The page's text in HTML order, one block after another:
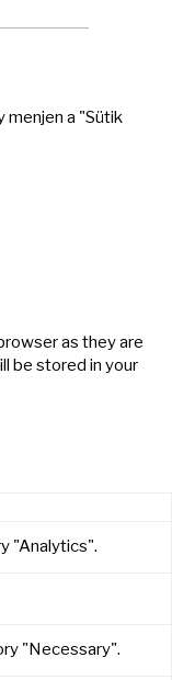
menjen a "Sütik
as they are
be stored in your
"Analytics".
"Necessary".